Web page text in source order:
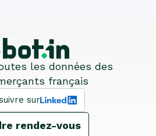
les données des
français
sur
rendez-vous